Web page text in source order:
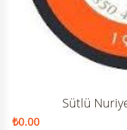
Sütlü
₺0.00